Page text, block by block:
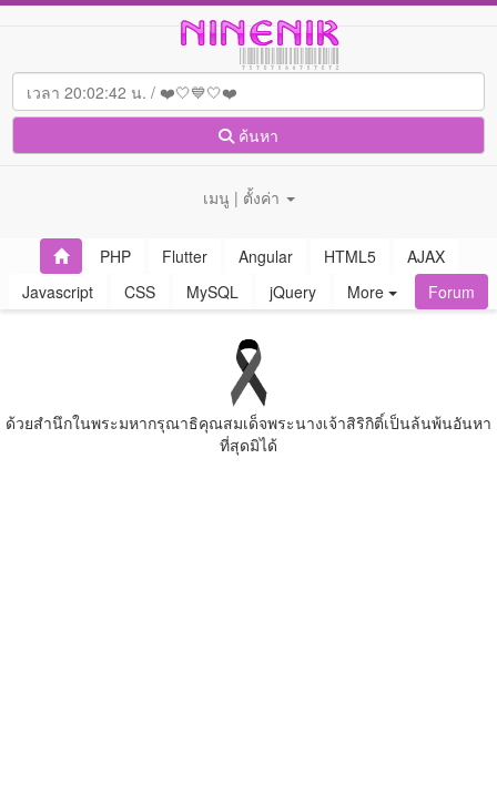
ค้นหา
เมนู | ตั้งค่า
PHP Flutter Angular HTML5
AJAX
Javascript
CSS MySQL jQuery More Forum
ด้วยสํานึกในพระมหากรุณาธิคุณสมเด็จพระนางเจ้าสิริกิติ์เป็นล้นพ้นอันหา
ที่สุดมิได้